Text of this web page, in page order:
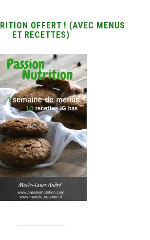
OFFERT ! (AVEC MENUS
ET RECETTES)